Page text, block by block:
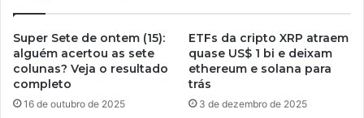
Super Sete de ontem (15):
alguém acertou as sete
colunas? Veja o resultado
completo
16 de outubro de 2025
ETFs da cripto XRP atraem
quase US$ 1 bi e deixam
ethereum e solana para
trás
3 de dezembro de 2025